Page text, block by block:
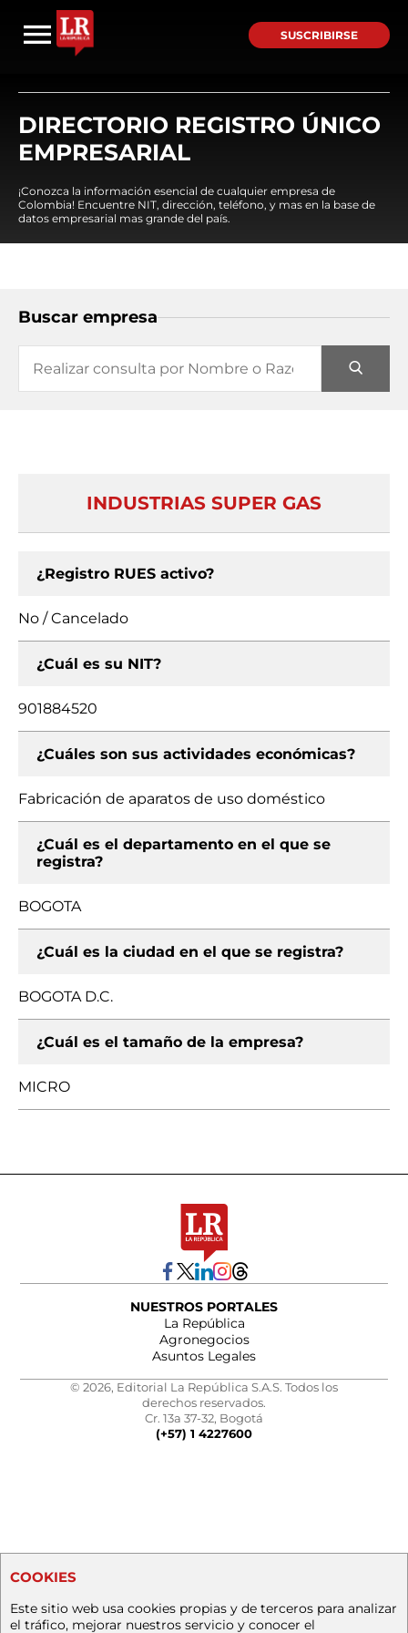
SUSCRIBIRSE
DIRECTORIO REGISTRO ÚNICO
EMPRESARIAL
¡Conozca la información esencial de cualquier empresa de
Colombia! Encuentre NIT, dirección, teléfono, y mas en la base de
datos empresarial mas grande del país.
Buscar empresa
INDUSTRIAS SUPER GAS
¿Registro RUES activo?
No / Cancelado
¿Cuál es su NIT?
901884520
¿Cuáles son sus actividades económicas?
Fabricación de aparatos de uso doméstico
¿Cuál es el departamento en el que se
registra?
BOGOTA
¿Cuál es la ciudad en el que se registra?
BOGOTA D.C.
¿Cuál es el tamaño de la empresa?
MICRO
NUESTROS PORTALES
La República
Agronegocios
Asuntos Legales
© 2026, Editorial La República S.A.S. Todos los
derechos reservados.
Cr. 13a 37-32, Bogotá
(+57) 1 4227600
COOKIES
Este sitio web usa cookies propias y de terceros para analizar
el tráfico, mejorar nuestros servicio y conocer el